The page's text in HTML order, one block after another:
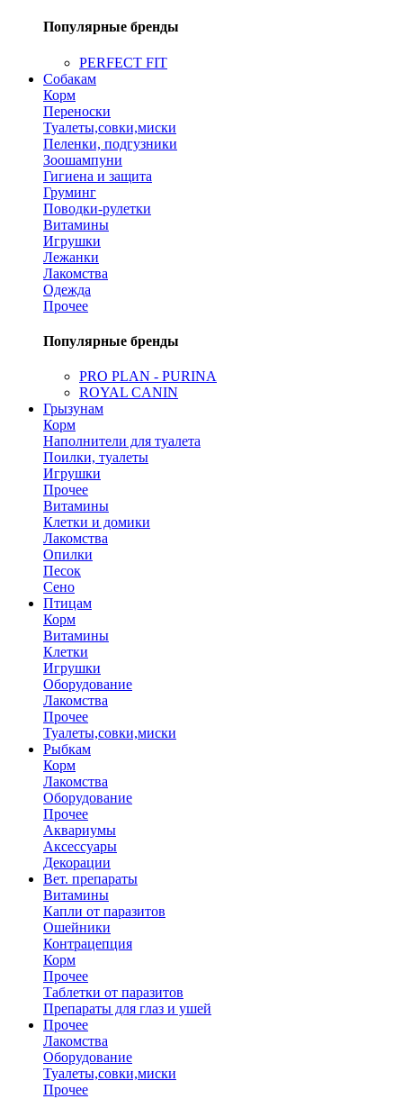
Популярные бренды
PERFECT FIT
Собакам
Корм
Переноски
Туалеты,совки,миски
Пеленки, подгузники
Зоошампуни
Гигиена и защита
Груминг
Поводки-рулетки
Витамины
Игрушки
Лежанки
Лакомства
Одежда
Прочее
Популярные бренды
PRO PLAN - PURINA
ROYAL CANIN
Грызунам
Корм
Наполнители для туалета
Поилки, туалеты
Игрушки
Прочее
Витамины
Клетки и домики
Лакомства
Опилки
Песок
Сено
Птицам
Корм
Витамины
Клетки
Игрушки
Оборудование
Лакомства
Прочее
Туалеты,совки,миски
Рыбкам
Корм
Лакомства
Оборудование
Прочее
Аквариумы
Аксессуары
Декорации
Вет. препараты
Витамины
Капли от паразитов
Ошейники
Контрацепция
Корм
Прочее
Таблетки от паразитов
Препараты для глаз и ушей
Прочее
Лакомства
Оборудование
Туалеты,совки,миски
Прочее